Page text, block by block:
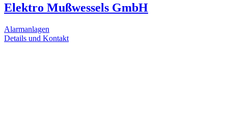
Elektro Mußwessels GmbH
Alarmanlagen
Details und Kontakt